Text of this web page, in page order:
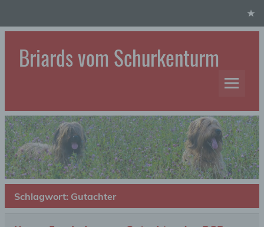
Briards vom Schurkenturm
Schlagwort: Gutachter